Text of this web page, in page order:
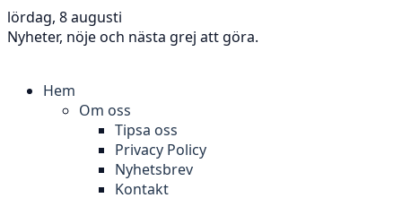
lördag, 8 augusti
Nyheter, nöje och nästa grej att göra.
Hem
Om oss
Tipsa oss
Privacy Policy
Nyhetsbrev
Kontakt